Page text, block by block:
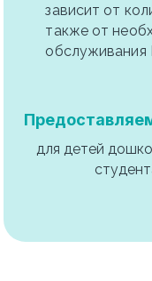
зависит от
также от
обслуживания
для детей